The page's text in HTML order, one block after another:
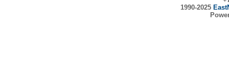
1990-2025